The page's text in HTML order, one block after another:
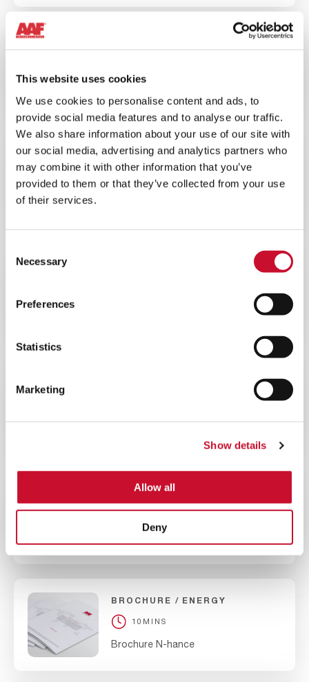
This website uses cookies
We use cookies to personalise content and ads, to
provide social media features and to analyse our traffic.
We also share information about your use of our site with
our social media, advertising and analytics partners who
may combine it with other information that you’ve
provided to them or that they’ve collected from your use
of their services.
Selection
Necessary
Preferences
Statistics
Marketing
Show details
Allow all
Deny
offshore
VIDEO ENERGY
Capire l’impatto dell’umidità sui filtri
BROCHURE
BROCHURE ENERGY
10MINS
Brochure N-hance